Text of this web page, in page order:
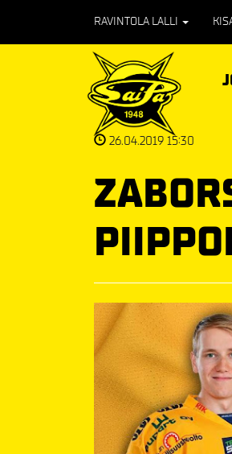
RAVINTOLA LALLI
26.04.2019 15:30